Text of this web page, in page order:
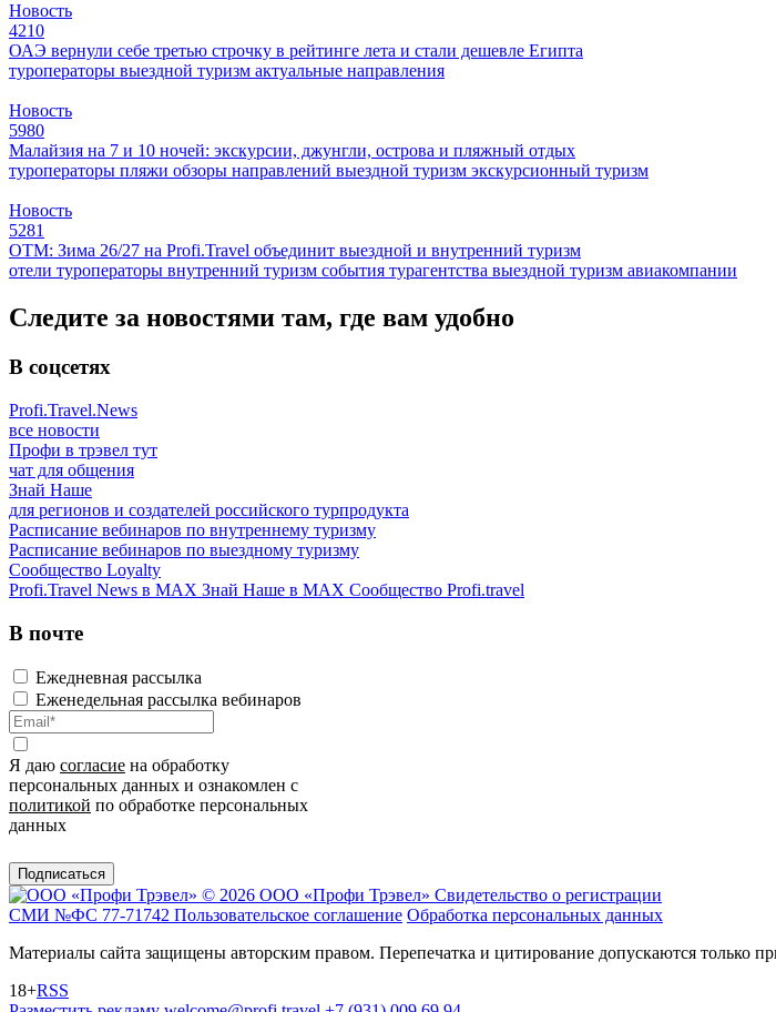
Новость
4210
ОАЭ вернули себе третью строчку в рейтинге лета и стали дешевле Египта
туроператоры выездной туризм актуальные направления
Новость
5980
Малайзия на 7 и 10 ночей: экскурсии, джунгли, острова и пляжный отдых
туроператоры пляжи обзоры направлений выездной туризм экскурсионный туризм
Новость
5281
ОТМ: Зима 26/27 на Profi.Travel объединит выездной и внутренний туризм
отели туроператоры внутренний туризм события турагентства выездной туризм авиакомпании
Следите за новостями там, где вам удобно
В соцсетях
Profi.Travel.News
все новости
Профи в трэвел тут
чат для общения
Знай Наше
для регионов и создателей российского турпродукта
Расписание вебинаров по внутреннему туризму
Расписание вебинаров по выездному туризму
Сообщество Loyalty
Profi.Travel News в MAX Знай Наше в MAX Сообщество Profi.travel
В почте
Ежедневная рассылка
Еженедельная рассылка вебинаров
Я даю согласие на обработку
персональных данных и ознакомлен с
политикой по обработке персональных
данных
Подписаться
© 2026 ООО «Профи Трэвeл» Свидетельство о регистрации
СМИ №ФС 77-71742 Пользовательское соглашение Обработка персональных данных
Материалы сайта защищены авторским правом. Перепечатка и цитирование допускаются только
18+RSS